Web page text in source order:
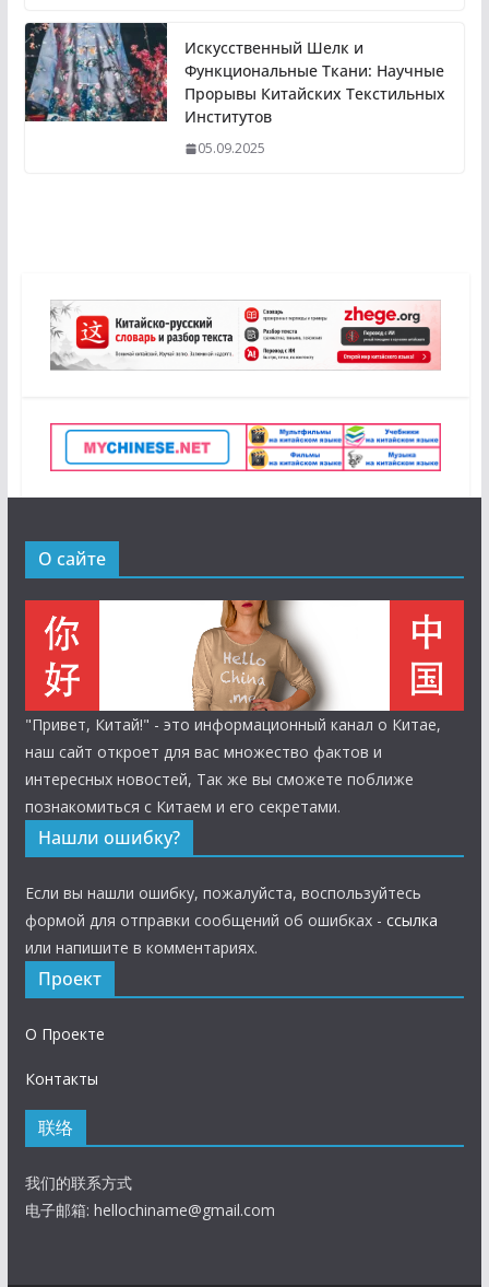
Искусственный Шелк и
Функциональные Ткани: Научные
Прорывы Китайских Текстильных
Институтов
05.09.2025
О сайте
"Привет, Китай!" - это информационный канал о Китае,
наш сайт откроет для вас множество фактов и
интересных новостей, Так же вы сможете поближе
познакомиться с Китаем и его секретами.
Нашли ошибку?
Если вы нашли ошибку, пожалуйста, воспользуйтесь
формой для отправки сообщений об ошибках - ссылка
или напишите в комментариях.
Проект
О Проекте
Контакты
联络
我们的联系方式
电子邮箱: hellochiname@gmail.com